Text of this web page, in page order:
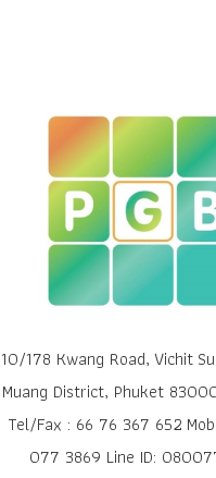
10/178 Kwang Road, Vichit
Muang District, Phuket
Tel/Fax : 66 76 367 652
077 3869 Line ID: